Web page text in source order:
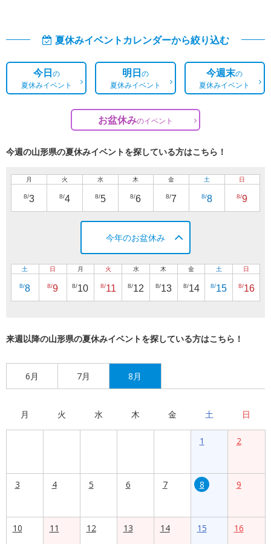
夏休みイベントカレンダーから絞り込む
今日の
夏休みイベント
明日の
夏休みイベント
今週末の
夏休みイベント
お盆休みのイベント
今週の山形県の夏休みイベントを探している方はこちら！
月
8/3
火
8/4
水
8/5
木
8/6
金
8/7
土
8/8
日
8/9
今年のお盆休み
土
8/8
日
8/9
月
8/10
火
8/11
水
8/12
木
8/13
金
8/14
土
8/15
日
8/16
来週以降の山形県の夏休みイベントを探している方はこちら！
6月 7月 8月
月 火 水 木 金 土 日
1 2
3 4 5 6 7 8 9
10
11
12
13
14
15
16